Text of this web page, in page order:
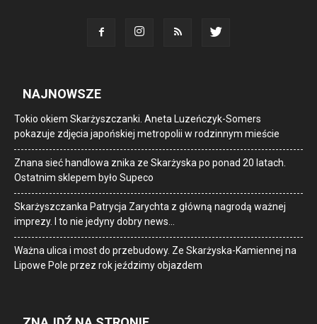
NAJNOWSZE
Tokio okiem Skarżyszczanki. Aneta Luzeńczyk-Somers
pokazuje zdjęcia japońskiej metropolii w rodzinnym mieście
Znana sieć handlowa znika ze Skarżyska po ponad 20 latach.
Ostatnim sklepem było Supeco
Skarżyszczanka Patrycja Zarychta z główną nagrodą ważnej
imprezy. I to nie jedyny dobry news…
Ważna ulica i most do przebudowy. Ze Skarżyska-Kamiennej na
Lipowe Pole przez rok jeździmy objazdem